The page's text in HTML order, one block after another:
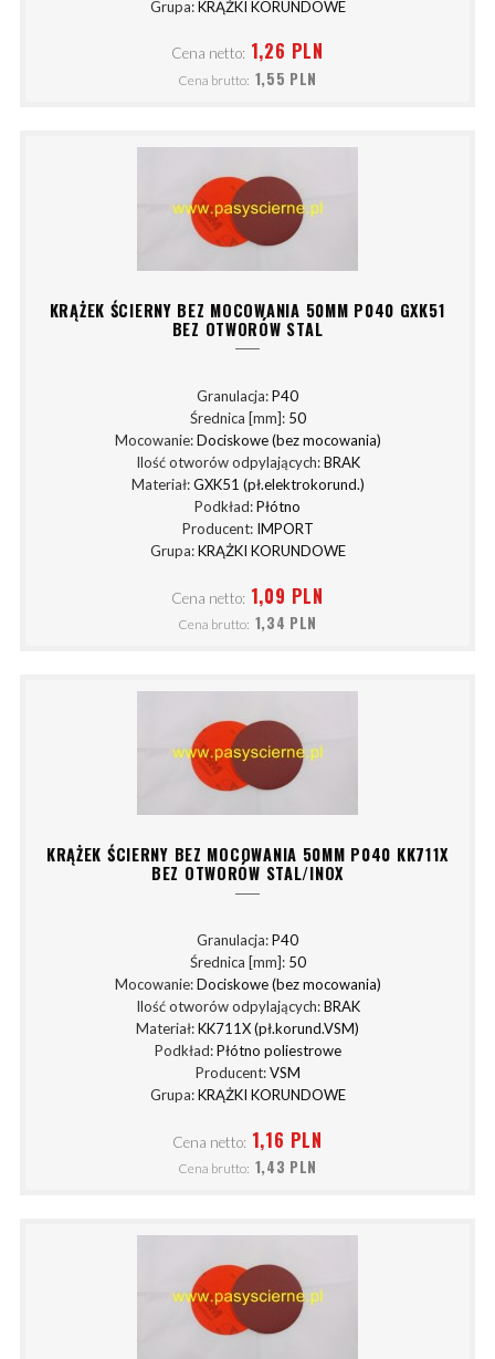
Grupa:KRĄŻKI KORUNDOWE
Cena netto: 1,26 PLN
Cena brutto: 1,55 PLN
KRĄŻEK ŚCIERNY BEZ MOCOWANIA 50MM P040 GXK51
BEZ OTWORÓW STAL
Granulacja:P40
Średnica [mm]: 50
Mocowanie:Dociskowe (bez mocowania)
Ilość otworów odpylających:BRAK
Materiał:GXK51 (pł.elektrokorund.)
Podkład:Płótno
Producent: IMPORT
Grupa:KRĄŻKI KORUNDOWE
Cena netto: 1,09 PLN
Cena brutto: 1,34 PLN
KRĄŻEK ŚCIERNY BEZ MOCOWANIA 50MM P040 KK711X
BEZ OTWORÓW STAL/INOX
Granulacja:P40
Średnica [mm]: 50
Mocowanie:Dociskowe (bez mocowania)
Ilość otworów odpylających:BRAK
Materiał:KK711X (pł.korund.VSM)
Podkład:Płótno poliestrowe
Producent:VSM
Grupa:KRĄŻKI KORUNDOWE
Cena netto: 1,16 PLN
Cena brutto: 1,43 PLN